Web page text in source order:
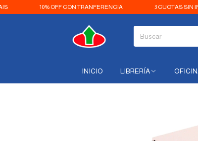
10% OFF CON TRANFERENCIA 3 CUOTAS SIN INTERÉS
INICIO LIBRERÍA